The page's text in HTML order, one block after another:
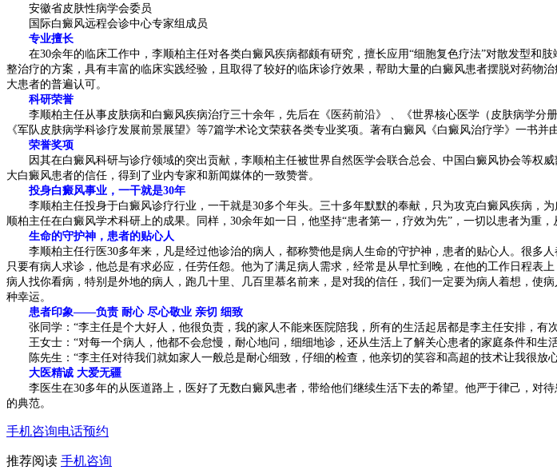
安徽省皮肤性病学会委员
国际白癜风远程会诊中心专家组成员
专业擅长
在30余年的临床工作中，李顺柏主任对各类白癜风疾病都颇有研究，擅长应用“细胞复色疗法”对散发型和
整治疗的方案，具有丰富的临床实践经验，且取得了较好的临床诊疗效果，帮助大量的白癜风患者摆脱对药
大患者的普遍认可。
科研荣誉
李顺柏主任从事皮肤病和白癜风疾病治疗三十余年，先后在《医药前沿》 、《世界核心医学（皮肤病学分
《军队皮肤病学科诊疗发展前景展望》等7篇学术论文荣获各类专业奖项。著有白癜风《白癜风治疗学》一书并
荣誉奖项
因其在白癜风科研与诊疗领域的突出贡献，李顺柏主任被世界自然医学会联合总会、中国白癜风协会等权
大白癜风患者的信任，得到了业内专家和新闻媒体的一致赞誉。
投身白癜风事业，一干就是30年
李顺柏主任投身于白癜风诊疗行业，一干就是30多个年头。三十多年默默的奉献，只为攻克白癜风疾病，
顺柏主任在白癜风学术科研上的成果。同样，30余年如一日，他坚持“患者第一，疗效为先”，一切以患者为重
生命的守护神，患者的贴心人
李顺柏主任行医30多年来，凡是经过他诊治的病人，都称赞他是病人生命的守护神，患者的贴心人。很多
只要有病人求诊，他总是有求必应，任劳任怨。他为了满足病人需求，经常是从早忙到晚，在他的工作日程表
病人找你看病，特别是外地的病人，跑几十里、几百里慕名前来，是对我的信任，我们一定要为病人着想，
种幸运。
患者印象——负责 耐心 尽心敬业 亲切 细致
张同学：“李主任是个大好人，他很负责，我的家人不能来医院陪我，所有的生活起居都是李主任安排，有
王女士：“对每一个病人，他都不会怠慢，耐心地问，细细地诊，还从生活上了解关心患者的家庭条件和生
陈先生：“李主任对待我们就如家人一般总是耐心细致，仔细的检查，他亲切的笑容和高超的技术让我很放
大医精诚 大爱无疆
李医生在30多年的从医道路上，医好了无数白癜风患者，带给他们继续生活下去的希望。他严于律己，对
的典范。
手机咨询电话预约
推荐阅读 手机咨询